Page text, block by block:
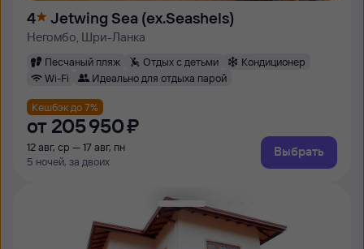
4 Jetwing Sea (ex.Seashels)
Негомбо, Шри-Ланка
Песчаный пляж Отдых с детьми
Кондиционер
Wi-Fi
Идеально для отдыха парой
Кешбэк до 7%
от 205 ⁠950 ⁠₽
12 авг, ср — 17 авг, пн
5 ночей, за двоих
Выбрать